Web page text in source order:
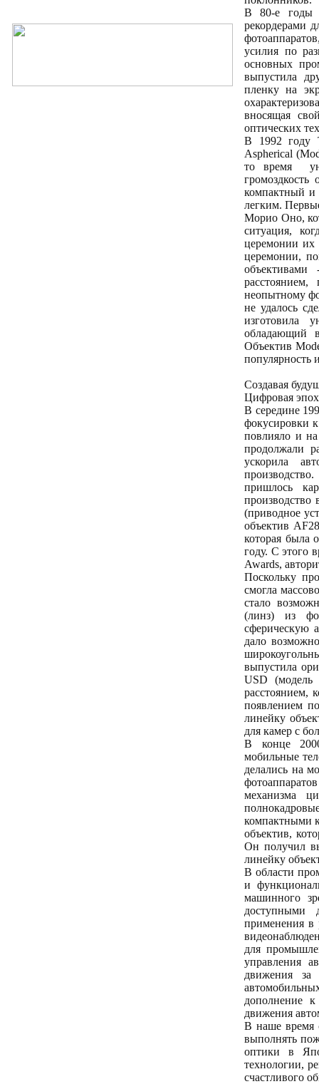
В 80-е годы
рекордерами
усилия по
основных
выпустила
пленку на
вносящая
оптических
В 1992 году
Aspherical
то время
компактный и
легким.
Морио Оно,
ситуация,
церемонии их
церемонии,
неопытному
не удалось
изготовила
обладающий
Объектив
популярность
Создавая
Цифровая
В середине
фокусировки
повлияло и
продолжали
ускорила
пришлось
производство
(приводное
объектив
которая была
году. С этого
Awards,
Поскольку
смогла
стало
(линз) из
сферическую
дало
выпустила
USD (модель
расстоянием,
появлением
линейку
для камер с
В конце
мобильные
делались на
механизма
компактными
объектив,
Он получил
линейку
В области
и
машинного
доступными
применения в
для
управления
движения за
дополнение
движения
В наше время
выполнять
оптики в
технологии,
счастливого